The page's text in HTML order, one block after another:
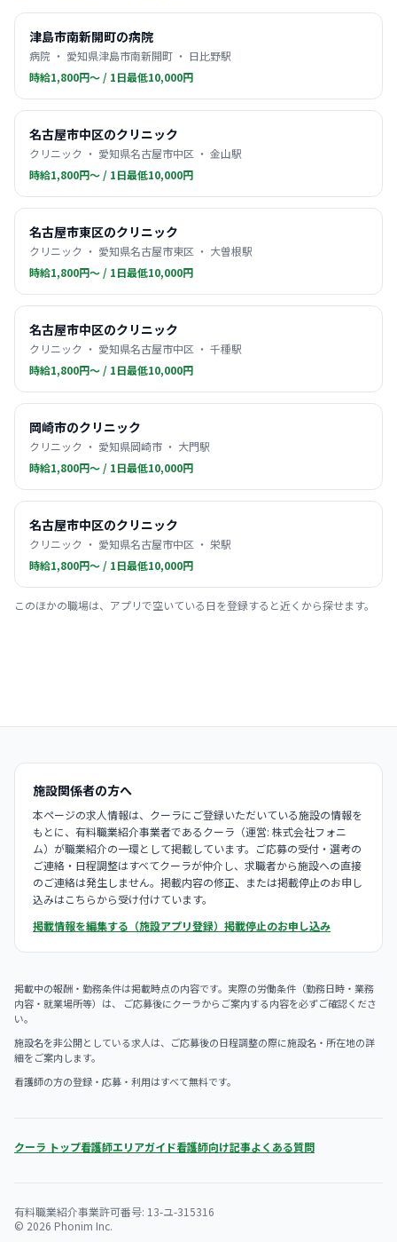
津島市南新開町の病院
病院 ・ 愛知県津島市南新開町 ・ 日比野駅
時給1,800円〜 / 1日最低10,000円
名古屋市中区のクリニック
クリニック ・ 愛知県名古屋市中区 ・ 金山駅
時給1,800円〜 / 1日最低10,000円
名古屋市東区のクリニック
クリニック ・ 愛知県名古屋市東区 ・ 大曽根駅
時給1,800円〜 / 1日最低10,000円
名古屋市中区のクリニック
クリニック ・ 愛知県名古屋市中区 ・ 千種駅
時給1,800円〜 / 1日最低10,000円
岡崎市のクリニック
クリニック ・ 愛知県岡崎市 ・ 大門駅
時給1,800円〜 / 1日最低10,000円
名古屋市中区のクリニック
クリニック ・ 愛知県名古屋市中区 ・ 栄駅
時給1,800円〜 / 1日最低10,000円
このほかの職場は、アプリで空いている日を登録すると近くから探せます。
施設関係者の方へ
本ページの求人情報は、クーラにご登録いただいている施設の情報を
もとに、有料職業紹介事業者であるクーラ（運営: 株式会社フォニ
ム）が職業紹介の一環として掲載しています。ご応募の受付・選考の
ご連絡・日程調整はすべてクーラが仲介し、求職者から施設への直接
のご連絡は発生しません。掲載内容の修正、または掲載停止のお申し
込みはこちらから受け付けています。
掲載情報を編集する（施設アプリ登録） 掲載停止のお申し込み
掲載中の報酬・勤務条件は掲載時点の内容です。実際の労働条件（勤務日時・業務
内容・就業場所等）は、 ご応募後にクーラからご案内する内容を必ずご確認くださ
い。
施設名を非公開としている求人は、ご応募後の日程調整の際に施設名・所在地の詳
細をご案内します。
看護師の方の登録・応募・利用はすべて無料です。
クーラ トップ看護師エリアガイド看護師向け記事よくある質問
有料職業紹介事業許可番号: 13-ユ-315316
© 2026 Phonim Inc.